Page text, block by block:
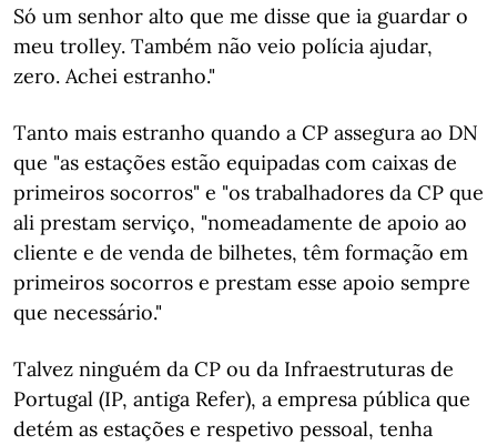
Só um senhor alto que me disse que ia guardar o
meu trolley. Também não veio polícia ajudar,
zero. Achei estranho."
Tanto mais estranho quando a CP assegura ao DN
que "as estações estão equipadas com caixas de
primeiros socorros" e "os trabalhadores da CP que
ali prestam serviço, "nomeadamente de apoio ao
cliente e de venda de bilhetes, têm formação em
primeiros socorros e prestam esse apoio sempre
que necessário."
Talvez ninguém da CP ou da Infraestruturas de
Portugal (IP, antiga Refer), a empresa pública que
detém as estações e respetivo pessoal, tenha